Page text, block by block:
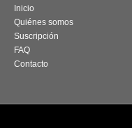
Inicio
Quiénes somos
Suscripción
FAQ
Contacto